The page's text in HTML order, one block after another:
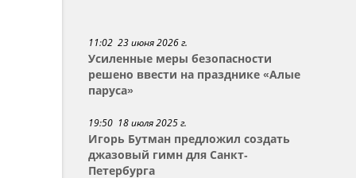
11:02 23 июня 2026 г.
Усиленные меры безопасности
решено ввести на празднике «Алые
паруса»
19:50 18 июля 2025 г.
Игорь Бутман предложил создать
джазовый гимн для Санкт-
Петербурга